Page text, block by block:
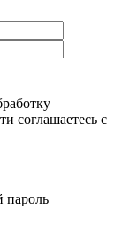
соглашаетесь с
пароль